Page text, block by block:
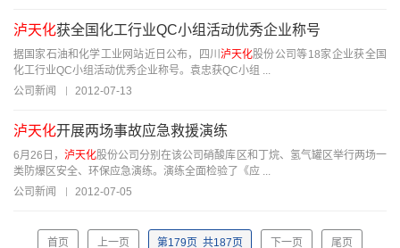
泸天化获全国化工行业QC小组活动优秀企业称号
据国家石油和化学工业网站近日公布，四川 泸天化股份公司等18家企业获全国
化工行业QC小组活动优秀企业称号。袁忠获QC小组 ...
公司新闻
2012-07-13
泸天化开展两场事故应急救援演练
6月26日， 泸天化股份公司分别在该公司硝酸库区和丁烷、氢气罐区举行两场一
类防爆区安全、环保应急演练。演练全面检验了《应 ...
公司新闻
2012-07-05
首页 上一页 第179 页 共187 页 下一页 尾页